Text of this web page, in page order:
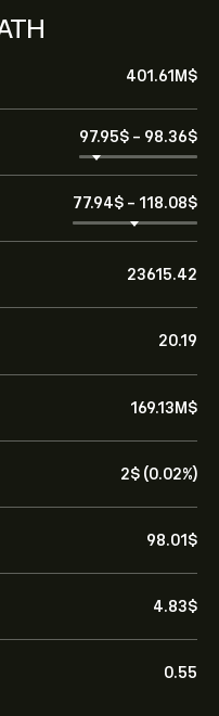
401.61M‎$‎
97.95‎$‎ - 98.36‎$‎
77.94‎$‎ - 118.08‎$‎
23615.42
20.19
169.13M‎$‎
2‎$‎ (0.02%)
98.01‎$‎
4.83‎$‎
0.55